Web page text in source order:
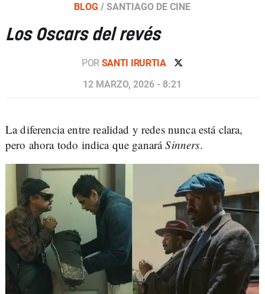
BLOG / SANTIAGO DE CINE
Los Oscars del revés
POR SANTI IRURTIA
12 MARZO, 2026 - 8:21
La diferencia entre realidad y redes nunca está clara,
pero ahora todo indica que ganaráSinners.